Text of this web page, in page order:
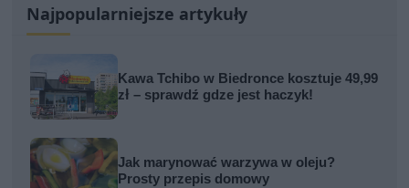
Najpopularniejsze artykuły
Kawa Tchibo w Biedronce kosztuje 49,99
zł – sprawdź gdze jest haczyk!
Jak marynować warzywa w oleju?
Prosty przepis domowy